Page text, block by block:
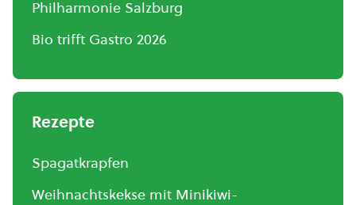
Philharmonie Salzburg
Bio trifft Gastro 2026
Rezepte
Spagatkrapfen
Weihnachtskekse mit Minikiwi-